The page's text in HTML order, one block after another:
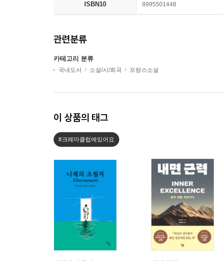
ISBN10 8995501448
관련분류
카테고리 분류
국내도서 소설/시/희곡 프랑스소설
이 상품의 태그
#크레마클럽에있어요